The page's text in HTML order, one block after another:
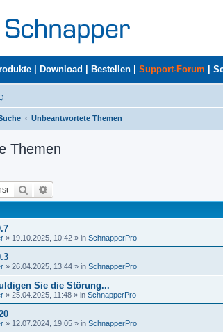
Download Bestellen Support-Forum
Unbeantwortete Themen
Themen
Suche
» 19.10.2025, 10:42 » in SchnapperPro
» 26.04.2025, 13:44 » in SchnapperPro
Sie die Störung...
» 25.04.2025, 11:48 » in SchnapperPro
» 12.07.2024, 19:05 » in SchnapperPro